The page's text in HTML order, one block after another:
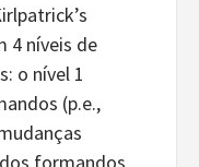
4 níveis de
o nível 1
(p.e.,
formandos